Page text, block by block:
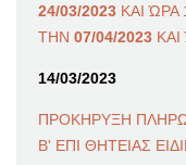
24/03/2023 ΚΑΙ ΏΡΑ
ΤΗΝ 07/04/2023 ΚΑΙ
14/03/2023
ΠΡΟΚΗΡΥΞΗ
Β' ΕΠΙ ΘΗΤΕΙΑΣ